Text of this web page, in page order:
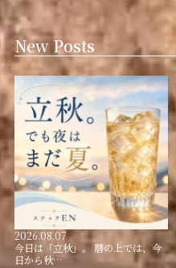
New Posts
2026.08.07
今日は「立秋」。 暦の上では、今
日から秋…